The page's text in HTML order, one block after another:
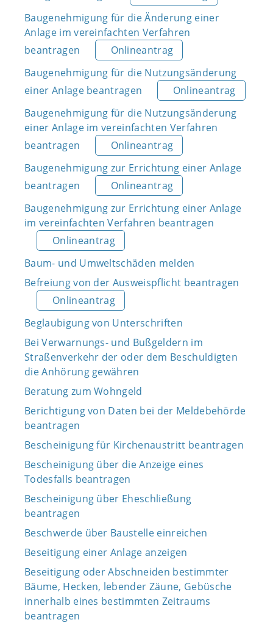
Baugenehmigung für die Änderung einer
Anlage im vereinfachten Verfahren
beantragen
Onlineantrag
Baugenehmigung für die Nutzungsänderung
einer Anlage beantragen
Onlineantrag
Baugenehmigung für die Nutzungsänderung
einer Anlage im vereinfachten Verfahren
beantragen
Onlineantrag
Baugenehmigung zur Errichtung einer Anlage
beantragen
Onlineantrag
Baugenehmigung zur Errichtung einer Anlage
im vereinfachten Verfahren beantragen
Onlineantrag
Baum- und Umweltschäden melden
Befreiung von der Ausweispflicht beantragen
Onlineantrag
Beglaubigung von Unterschriften
Bei Verwarnungs- und Bußgeldern im
Straßenverkehr der oder dem Beschuldigten
die Anhörung gewähren
Beratung zum Wohngeld
Berichtigung von Daten bei der Meldebehörde
beantragen
Bescheinigung für Kirchenaustritt beantragen
Bescheinigung über die Anzeige eines
Todesfalls beantragen
Bescheinigung über Eheschließung
beantragen
Beschwerde über Baustelle einreichen
Beseitigung einer Anlage anzeigen
Beseitigung oder Abschneiden bestimmter
Bäume, Hecken, lebender Zäune, Gebüsche
innerhalb eines bestimmten Zeitraums
beantragen